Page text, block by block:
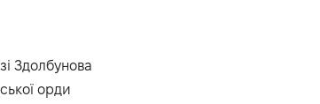
Здолбунова
орди